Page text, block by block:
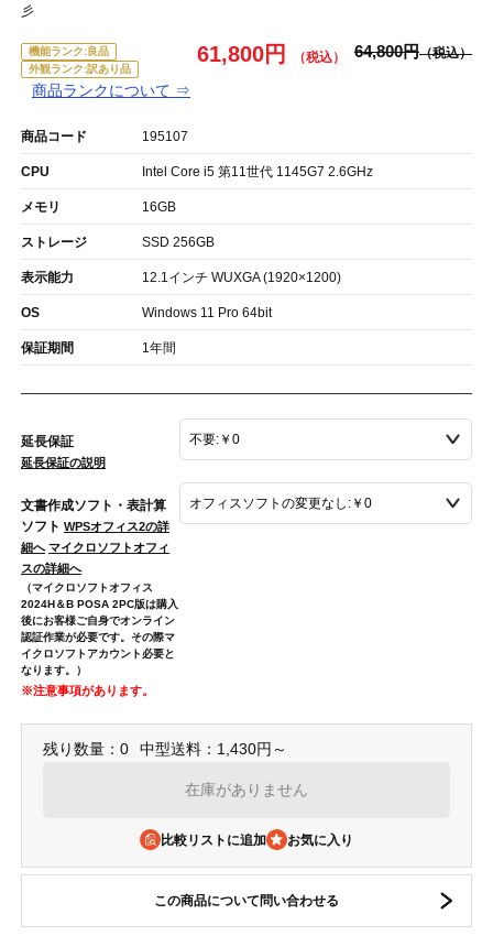
彡
機能ランク:良品
外観ランク:訳あり品
商品ランクについて ⇒
61,800円 64,800円
商品コード 195107
CPU Intel Core i5 第11世代 1145G7 2.6GHz
メモリ 16GB
ストレージ SSD 256GB
表示能力 12.1インチ WUXGA (1920×1200)
OS Windows 11 Pro 64bit
保証期間 1年間
延長保証
延長保証の説明
文書作成ソフト・表計算
ソフト WPSオフィス2の詳
細へ マイクロソフトオフィ
スの詳細へ
（マイクロソフトオフィス
2024H＆B POSA 2PC版は購入
後にお客様ご自身でオンライン
認証作業が必要です。その際マ
イクロソフトアカウント必要と
なります。）
※注意事項があります。
残り数量：0 中型送料：1,430円～
在庫がありません
比較リストに追加
この商品について問い合わせる